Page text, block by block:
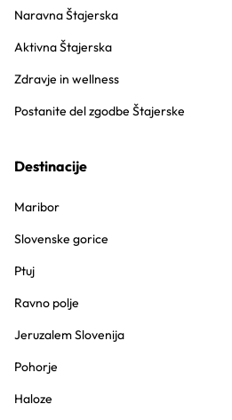
Naravna Štajerska
Aktivna Štajerska
Zdravje in wellness
Postanite del zgodbe Štajerske
Destinacije
Maribor
Slovenske gorice
Ptuj
Ravno polje
Jeruzalem Slovenija
Pohorje
Haloze